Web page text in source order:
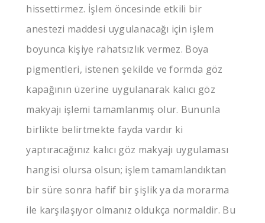
hissettirmez. İşlem öncesinde etkili bir
anestezi maddesi uygulanacağı için işlem
boyunca kişiye rahatsızlık vermez. Boya
pigmentleri, istenen şekilde ve formda göz
kapağının üzerine uygulanarak kalıcı göz
makyajı işlemi tamamlanmış olur. Bununla
birlikte belirtmekte fayda vardır ki
yaptıracağınız kalıcı göz makyajı uygulaması
hangisi olursa olsun; işlem tamamlandıktan
bir süre sonra hafif bir şişlik ya da morarma
ile karşılaşıyor olmanız oldukça normaldir. Bu